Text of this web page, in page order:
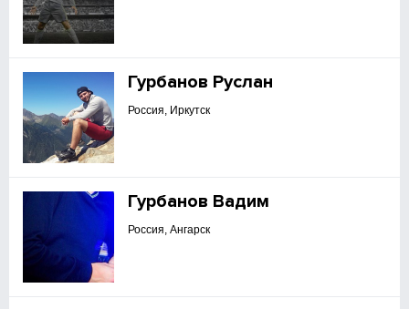
Гурбанов Руслан
Россия, Иркутск
Гурбанов Вадим
Россия, Ангарск